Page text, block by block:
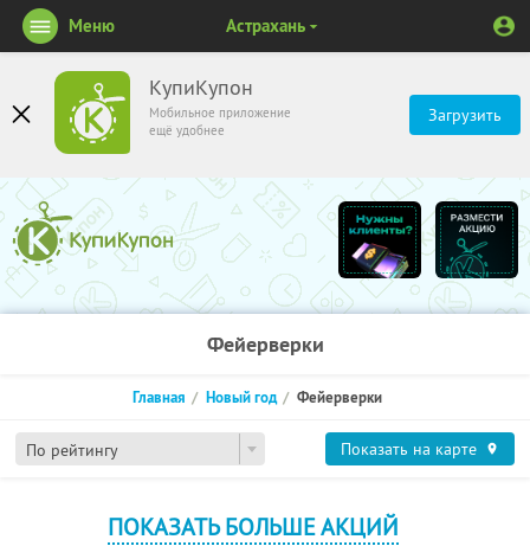
КупиКупон
Мобильное приложение
ещё удобнее
Загрузить
Меню Астрахань
Фейерверки
По рейтингу
Главная Новый год Фейерверки
Показать на карте
ПОКАЗАТЬ БОЛЬШЕ АКЦИЙ